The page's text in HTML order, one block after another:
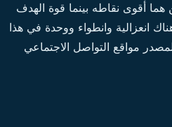
هما أقوى نقاطه بينما قوة الهدف
انعزالية وانطواء ووحدة في هذا
مواقع التواصل الاجتماعي